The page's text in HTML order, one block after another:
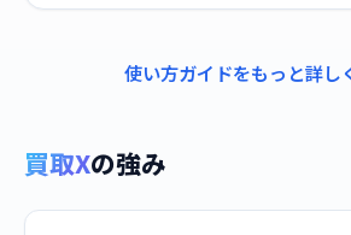
使い方ガイドをもっと詳
買取Xの強み